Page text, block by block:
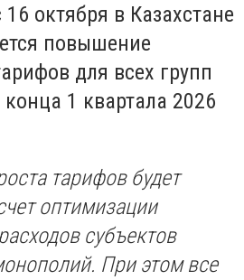
16 октября в Казахстане
повышение
для всех групп
1 квартала 2026
тарифов будет
оптимизации
субъектов
При этом все